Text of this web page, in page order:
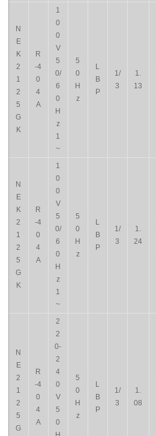
N
E
K
2
1
2
5
G
K
R
-4
0
4
A
1
0
0
V
5
0/
6
0
H
z
1
~
5
0
H
z
L
B
P
1/
3
1.
13
N
E
K
2
1
2
5
G
K
R
-4
0
4
A
1
0
0
V
5
0/
6
0
H
z
1
~
5
0
H
z
L
B
P
1/
3
1.
24
N
E
2
1
2
5
G
R
-4
0
4
A
2
2
0-
2
4
0
V
5
0
5
0
H
z
L
B
P
1/
3
1.
08